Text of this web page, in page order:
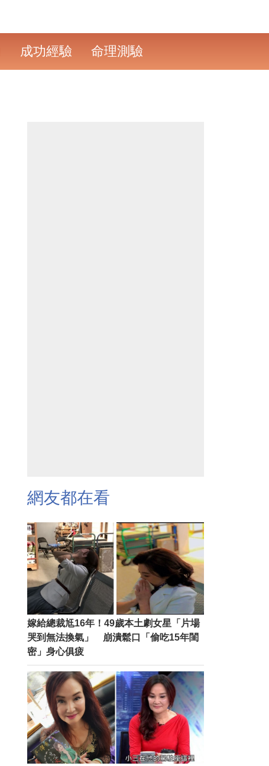
成功經驗 命理測驗
網友都在看
嫁給總裁尪16年！49歲本土劇女星「片場
哭到無法換氣」 崩潰鬆口「偷吃15年閨
密」身心俱疲